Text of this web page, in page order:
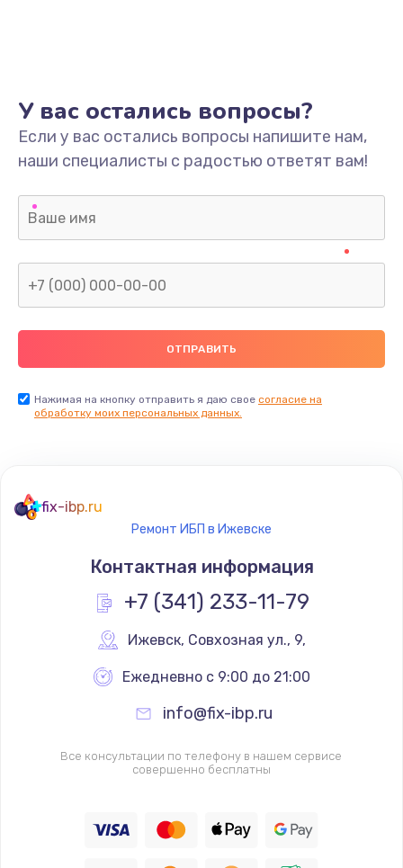
У вас остались вопросы?
Если у вас остались вопросы напишите нам,
наши специалисты с радостью ответят вам!
Нажимая на кнопку отправить я даю свое согласие на
обработку моих персональных данных.
fix-ibp.ru
Ремонт ИБП в Ижевске
Контактная информация
+7 (341) 233-11-79
Ижевск, Совхозная ул., 9,
Ежедневно с 9:00 до 21:00
info@fix-ibp.ru
Все консультации по телефону в нашем сервисе
совершенно бесплатны